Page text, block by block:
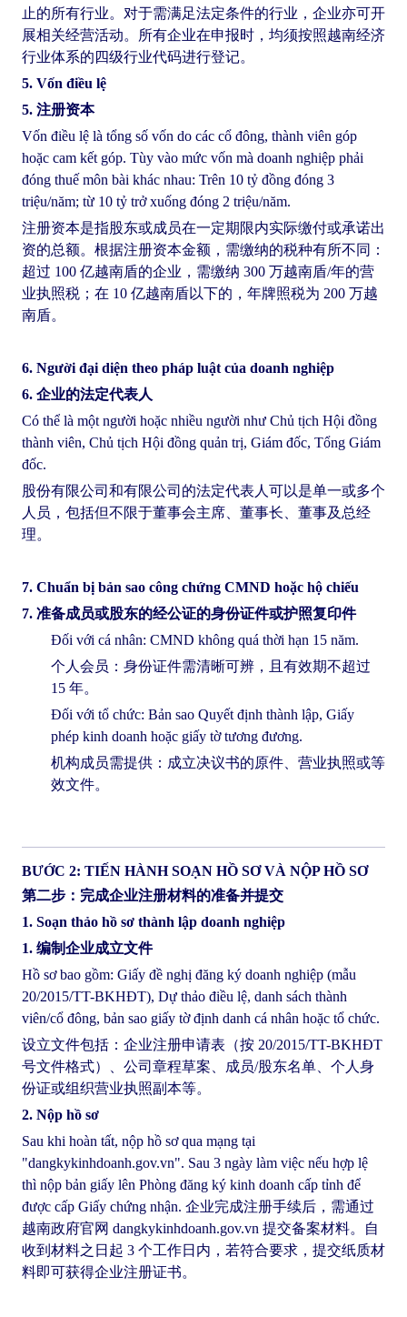
止的所有行业。对于需满足法定条件的行业，企业亦可开
展相关经营活动。所有企业在申报时，均须按照越南经济
行业体系的四级行业代码进行登记。
5. Vốn điều lệ
5. 注册资本
Vốn điều lệ là tổng số vốn do các cổ đông, thành viên góp
hoặc cam kết góp. Tùy vào mức vốn mà doanh nghiệp phải
đóng thuế môn bài khác nhau: Trên 10 tỷ đồng đóng 3
triệu/năm; từ 10 tỷ trở xuống đóng 2 triệu/năm.
注册资本是指股东或成员在一定期限内实际缴付或承诺出
资的总额。根据注册资本金额，需缴纳的税种有所不同：
超过 100 亿越南盾的企业，需缴纳 300 万越南盾/年的营
业执照税；在 10 亿越南盾以下的，年牌照税为 200 万越
南盾。
6. Người đại diện theo pháp luật của doanh nghiệp
6. 企业的法定代表人
Có thể là một người hoặc nhiều người như Chủ tịch Hội đồng
thành viên, Chủ tịch Hội đồng quản trị, Giám đốc, Tổng Giám
đốc.
股份有限公司和有限公司的法定代表人可以是单一或多个
人员，包括但不限于董事会主席、董事长、董事及总经
理。
7. Chuẩn bị bản sao công chứng CMND hoặc hộ chiếu
7. 准备成员或股东的经公证的身份证件或护照复印件
Đối với cá nhân: CMND không quá thời hạn 15 năm.
个人会员：身份证件需清晰可辨，且有效期不超过
15 年。
Đối với tổ chức: Bản sao Quyết định thành lập, Giấy
phép kinh doanh hoặc giấy tờ tương đương.
机构成员需提供：成立决议书的原件、营业执照或等
效文件。
BƯỚC 2: TIẾN HÀNH SOẠN HỒ SƠ VÀ NỘP HỒ SƠ
第二步：完成企业注册材料的准备并提交
1. Soạn thảo hồ sơ thành lập doanh nghiệp
1. 编制企业成立文件
Hồ sơ bao gồm: Giấy đề nghị đăng ký doanh nghiệp (mẫu
20/2015/TT-BKHĐT), Dự thảo điều lệ, danh sách thành
viên/cổ đông, bản sao giấy tờ định danh cá nhân hoặc tổ chức.
设立文件包括：企业注册申请表（按 20/2015/TT-BKHĐT
号文件格式）、公司章程草案、成员/股东名单、个人身
份证或组织营业执照副本等。
2. Nộp hồ sơ
Sau khi hoàn tất, nộp hồ sơ qua mạng tại
"dangkykinhdoanh.gov.vn". Sau 3 ngày làm việc nếu hợp lệ
thì nộp bản giấy lên Phòng đăng ký kinh doanh cấp tỉnh để
được cấp Giấy chứng nhận. 企业完成注册手续后，需通过
越南政府官网 dangkykinhdoanh.gov.vn 提交备案材料。自
收到材料之日起 3 个工作日内，若符合要求，提交纸质材
料即可获得企业注册证书。